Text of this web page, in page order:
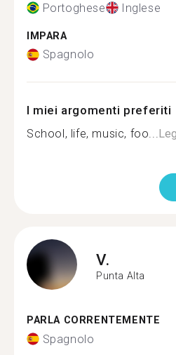
Portoghese Inglese
IMPARA
Spagnolo
I miei argomenti preferiti
School, life, music, foo...
V.
Punta Alta
PARLA CORRENTEMENTE
Spagnolo